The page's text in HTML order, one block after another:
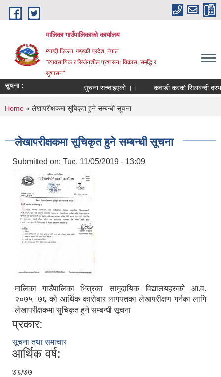
Skip to main content
मालिका गाउँपालिकाको कार्यालय
म्याग्दी जिल्ला, गण्डकी प्रदेश, नेपाल
"ब्यावसायिक र सिर्जनशील प्रशासनः विकास, समृद्धि र
सुशासन"
सुचना : सुचना सच्चाइएको ।। कवाडी करको सिलबन्दी
You are here
Home » लेखापरीक्षकमा सूचिकृत हुने सम्बन्धी सूचना
लेखापरीक्षकमा सूचिकृत हुने सम्बन्धी सूचना
Submitted on: Tue, 11/05/2019 - 13:09
मालिका गाउँपालिका भित्रका सामुदायिक विद्यालयहरुको आ.व.
२०७५।७६ को आर्थिक कारोबार लागयतका लेखापरीक्षण गर्नका लागि
लेखापरीक्षकमा सुचिकृत हुने सम्बन्धी सूचना
प्रकार:
सूचना तथा समाचार
आर्थिक वर्ष:
७६/७७